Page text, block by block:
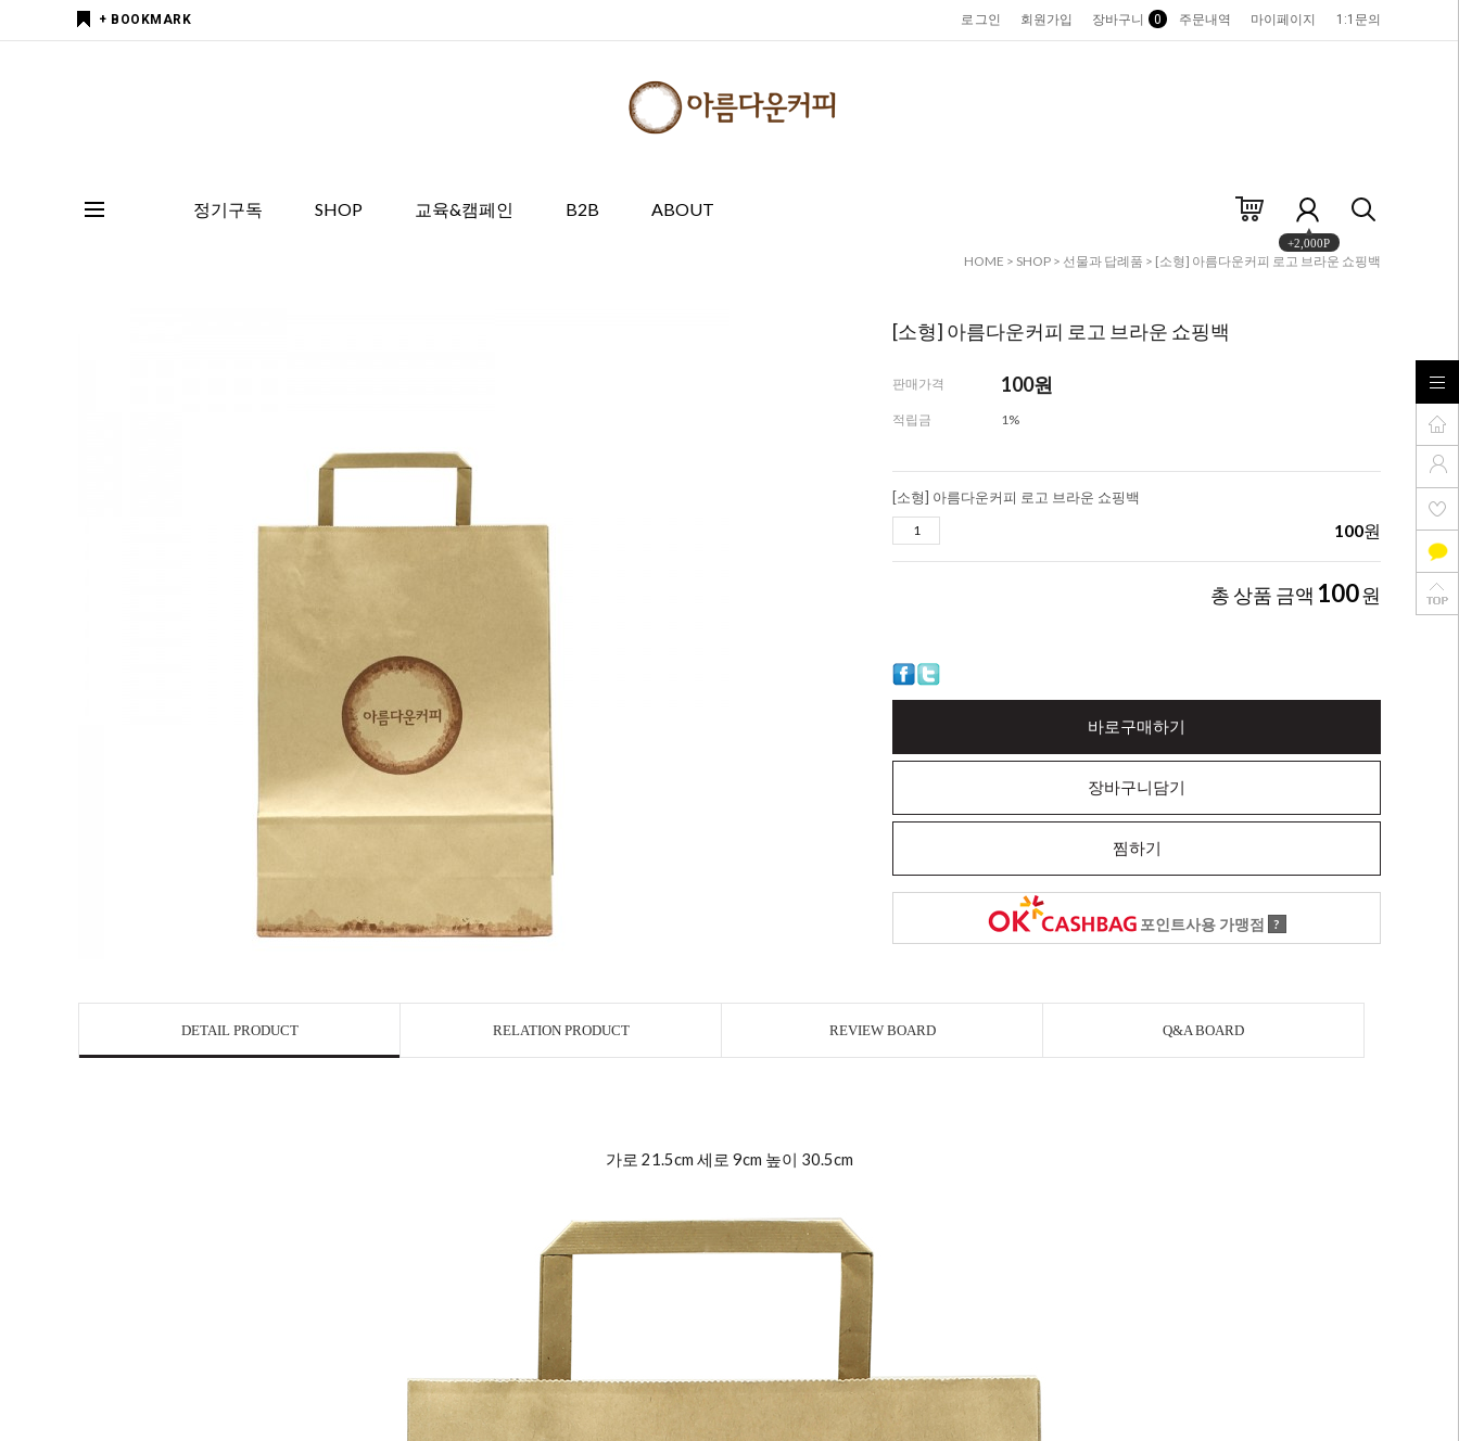
+ BOOKMARK 로그인 회원가입 장바구니 0 주문내역 마이페이지 1:1문의
정기구독 SHOP 교육&캠페인 B2B ABOUT
+2,000P
HOME > SHOP > 선물과 답례품 > [소형] 아름다운커피 로고 브라운 쇼핑백
[소형] 아름다운커피 로고 브라운 쇼핑백
판매가격 100원
적립금 1%
[소형] 아름다운커피 로고 브라운 쇼핑백
100원
총 상품 금액 100원
바로구매하기
장바구니담기
찜하기
포인트사용 가맹점 ?
DETAIL PRODUCT RELATION PRODUCT REVIEW BOARD Q&A BOARD
가로 21.5cm 세로 9cm 높이 30.5cm